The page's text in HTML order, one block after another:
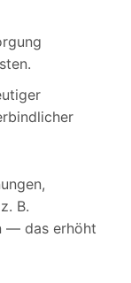
B.
— das erhöht